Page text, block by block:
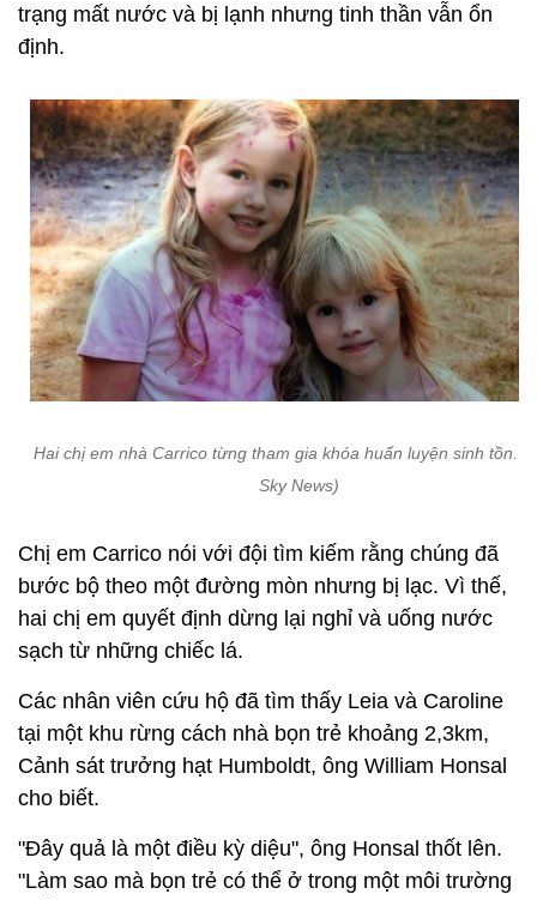
trạng mất nước và bị lạnh nhưng tinh thần vẫn ổn
định.
Hai chị em nhà Carrico từng tham gia khóa huấn luyện sinh tồn.
Sky News)
Chị em Carrico nói với đội tìm kiếm rằng chúng đã
bước bộ theo một đường mòn nhưng bị lạc. Vì thế,
hai chị em quyết định dừng lại nghỉ và uống nước
sạch từ những chiếc lá.
Các nhân viên cứu hộ đã tìm thấy Leia và Caroline
tại một khu rừng cách nhà bọn trẻ khoảng 2,3km,
Cảnh sát trưởng hạt Humboldt, ông William Honsal
cho biết.
"Đây quả là một điều kỳ diệu", ông Honsal thốt lên.
"Làm sao mà bọn trẻ có thể ở trong một môi trường